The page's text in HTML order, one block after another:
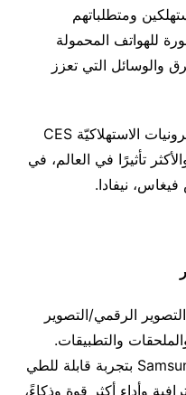
ومتطلباتهم
للهواتف المحمولة
والوسائل التي تعزز
ومن المقرر أن يُعقد معرض الإلكترونيات الاستهلاكيّة CES
تأثيرًا في العالم، في
الرقمي/التصوير
والتطبيقات.
ويتميز هاتف Samsung Galaxy Z Fold5 بتجربة قابلة للطي
وأداء أكثر قوة وذكاءً،